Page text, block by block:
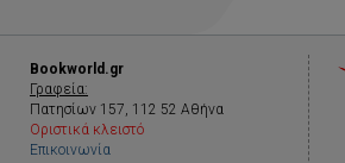
Bookworld.gr
Γραφεία:
Πατησίων 157, 112 52 Αθήνα
Οριστικά κλειστό
Επικοινωνία